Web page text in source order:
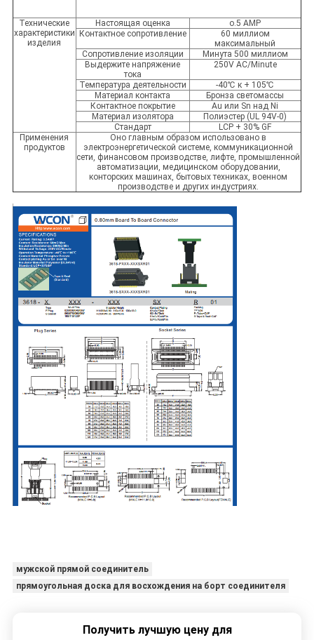
Технические
характеристики
изделия
Настоящая оценка
o.5 AMP
Контактное сопротивление
60 миллиом
максимальный
Сопротивление изоляции
Минута 500 миллиом
Выдержите напряжение
тока
250V AC/Minute
Температура деятельности
-40℃ к + 105℃
Материал контакта
Бронза светомассы
Контактное покрытие
Au или Sn над Ni
Материал изолятора
Полиэстер (UL 94V-0)
Стандарт
LCP + 30% GF
Применения
продуктов
Оно главным образом использовано в
электроэнергетической системе, коммуникационной
сети, финансовом производстве, лифте, промышленной
автоматизации, медицинском оборудовании,
конторских машинах, бытовых техниках, военном
производстве и других индустриях.
мужской прямой соединитель
прямоугольная доска для восхождения на борт соединителя
Получить лучшую цену для